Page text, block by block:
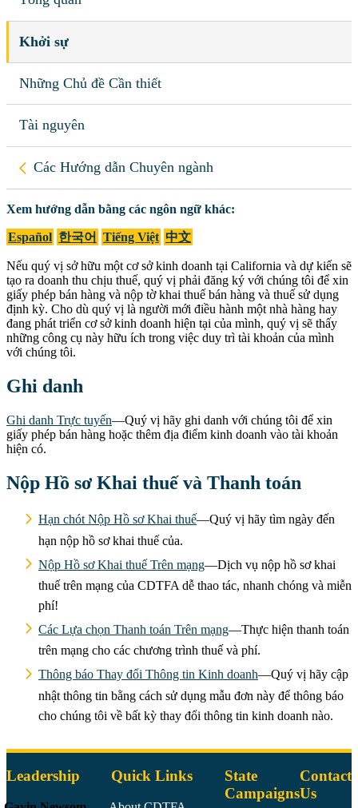
Khởi sự
Những Chủ đề Cần thiết
Tài nguyên
Xem hướng dẫn bằng các ngôn ngữ khác
Trở lại
Các Hướng dẫn Chuyên ngành
Xem hướng dẫn bằng các ngôn ngữ khác:
Español 한국어 Tiếng Việt 中文
Nếu quý vị sở hữu một cơ sở kinh doanh tại California và dự kiến sẽ
tạo ra doanh thu chịu thuế, quý vị phải đăng ký với chúng tôi để xin
giấy phép bán hàng và nộp tờ khai thuế bán hàng và thuế sử dụng
định kỳ. Cho dù quý vị là người mới điều hành một nhà hàng hay
đang phát triển cơ sở kinh doanh hiện tại của mình, quý vị sẽ thấy
những công cụ này hữu ích trong việc duy trì tài khoản của mình
với chúng tôi.
Ghi danh
Ghi danh Trực tuyến—Quý vị hãy ghi danh với chúng tôi để xin
giấy phép bán hàng hoặc thêm địa điểm kinh doanh vào tài khoản
hiện có.
Nộp Hồ sơ Khai thuế và Thanh toán
Hạn chót Nộp Hồ sơ Khai thuế—Quý vị hãy tìm ngày đến
hạn nộp hồ sơ khai thuế của.
Nộp Hồ sơ Khai thuế Trên mạng—Dịch vụ nộp hồ sơ khai
thuế trên mạng của CDTFA dễ thao tác, nhanh chóng và miễn
phí!
Các Lựa chọn Thanh toán Trên mạng—Thực hiện thanh toán
trên mạng cho các chương trình thuế và phí.
Thông báo Thay đổi Thông tin Kinh doanh—Quý vị hãy cập
nhật thông tin bằng cách sử dụng mẫu đơn này để thông báo
cho chúng tôi về bất kỳ thay đổi thông tin kinh doanh nào.
Leadership Quick Links
State
Campaigns
Contact
Us